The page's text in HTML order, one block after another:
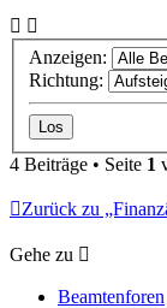
Anzeigen:
Richtung:
4 Beiträge • Seite 1
Zurück zu
Gehe zu
Beamtenforen